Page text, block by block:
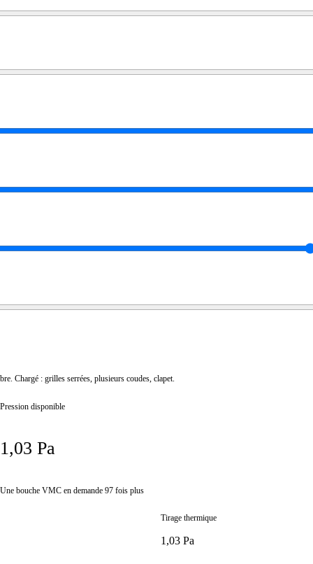
Chargé : grilles serrées, plusieurs coudes, clapet.
Pression disponible
1,03 Pa
Une bouche VMC en demande 97 fois plus
Tirage thermique
1,03 Pa